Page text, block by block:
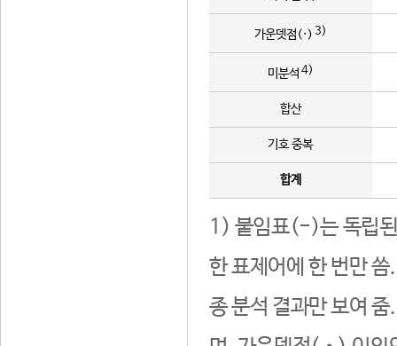
가운뎃점(·) 3)
미분석 4)
합산
기호 중복
합계
1) 붙임표(-)는 독립된
한 표제어에 한 번만
종 분석 결과만 보여